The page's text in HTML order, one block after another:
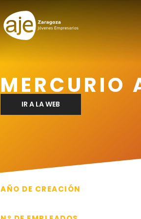
MERCURIO
IR A LA WEB
AÑO DE CREACIÓN